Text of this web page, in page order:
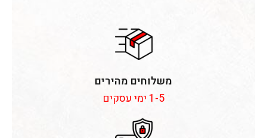
משלוחים מהירים
1-5 ימי עסקים